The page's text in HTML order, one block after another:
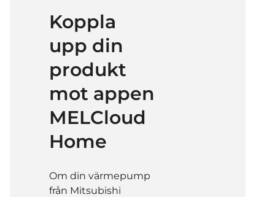
Koppla
upp din
produkt
mot appen
MELCloud
Home
Om din värmepump
från Mitsubishi